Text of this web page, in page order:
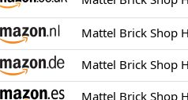
Mattel Brick Shop